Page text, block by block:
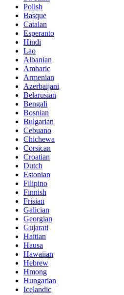
Polish
Basque
Catalan
Esperanto
Hindi
Lao
Albanian
Amharic
Armenian
Azerbaijani
Belarusian
Bengali
Bosnian
Bulgarian
Cebuano
Chichewa
Corsican
Croatian
Dutch
Estonian
Filipino
Finnish
Frisian
Galician
Georgian
Gujarati
Haitian
Hausa
Hawaiian
Hebrew
Hmong
Hungarian
Icelandic